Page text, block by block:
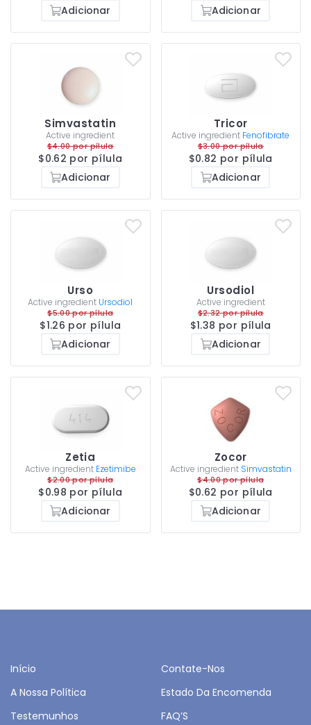
Adicionar
Adicionar
Simvastatin
Active ingredient
$4.00 por pílula
$0.62 por pílula
Adicionar
Tricor
Active ingredient Fenofibrate
$3.00 por pílula
$0.82 por pílula
Adicionar
Urso
Active ingredient Ursodiol
$5.00 por pílula
$1.26 por pílula
Adicionar
Ursodiol
Active ingredient
$2.32 por pílula
$1.38 por pílula
Adicionar
Zetia
Active ingredient Ezetimibe
$2.00 por pílula
$0.98 por pílula
Adicionar
Zocor
Active ingredient Simvastatin
$4.00 por pílula
$0.62 por pílula
Adicionar
Início
Contate-Nos
A Nossa Política
Estado Da Encomenda
Testemunhos
FAQ’S